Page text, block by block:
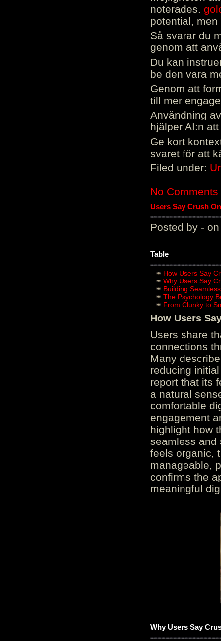
noterades.
potential, men
Så svarar du
genom att
Du kan
be den vara
Genom att
till mer
Användning
hjälper AI:n
Ge kort
svaret för att
Filed under:
No Comments
Users Say Crush
Posted by - on
Table
How Users Say
Why Users Say
Building
The Psychology
From Clunky to
How Users
Users share
connections
Many
reducing
report that its
a natural
comfortable
engagement
highlight how
seamless and
feels organic,
manageable,
confirms the
meaningful
Why Users Say